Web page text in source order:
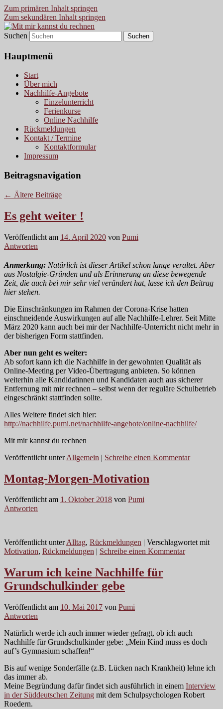
Zum primären Inhalt springen
Zum sekundären Inhalt springen
Mit mir kannst du rechnen
Ein Mathe-Nachhilfe-Blog
Suchen
Hauptmenü
Start
Über mich
Nachhilfe-Angebote
Einzelunterricht
Ferienkurse
Online Nachhilfe
Rückmeldungen
Kontakt / Termine
Kontaktformular
Impressum
Beitragsnavigation
← Ältere Beiträge
Es geht weiter !
Veröffentlicht am 14. April 2020 von Pumi
Antworten
Anmerkung: Natürlich ist dieser Artikel schon lange veraltet. Aber
aus Nostalgie-Gründen und als Erinnerung an diese bewegende
Zeit, die auch bei mir sehr viel verändert hat, lasse ich den Beitrag
hier stehen.
Die Einschränkungen im Rahmen der Corona-Krise hatten
einschneidende Auswirkungen auf alle Nachhilfe-Lehrer. Seit Mitte
März 2020 kann auch bei mir der Nachhilfe-Unterricht nicht mehr in
der bisherigen Form stattfinden.
Aber nun geht es weiter:
Ab sofort kann ich die Nachhilfe in der gewohnten Qualität als
Online-Meeting per Video-Übertragung anbieten. So können
weiterhin alle Kandidatinnen und Kandidaten auch aus sicherer
Entfernung mit mir rechnen – selbst wenn der reguläre Schulbetrieb
eingeschränkt stattfinden sollte.
Alles Weitere findet sich hier:
http://nachhilfe.pumi.net/nachhilfe-angebote/online-nachhilfe/
Mit mir kannst du rechnen
Veröffentlicht unter Allgemein | Schreibe einen Kommentar
Montag-Morgen-Motivation
Veröffentlicht am 1. Oktober 2018 von Pumi
Antworten
Veröffentlicht unterAlltag, Rückmeldungen | Verschlagwortet mit
Motivation, Rückmeldungen | Schreibe einen Kommentar
Warum ich keine Nachhilfe für
Grundschulkinder gebe
Veröffentlicht am 10. Mai 2017 von Pumi
Antworten
Natürlich werde ich auch immer wieder gefragt, ob ich auch
Nachhilfe für Grundschulkinder gebe: „Mein Kind muss es doch
auf’s Gymnasium schaffen!“
Bis auf wenige Sonderfälle (z.B. Lücken nach Krankheit) lehne ich
das immer ab.
Meine Begründung dafür findet sich ausführlich in einem Interview
in der Süddeutschen Zeitung mit dem Schulpsychologen Robert
Roedern.